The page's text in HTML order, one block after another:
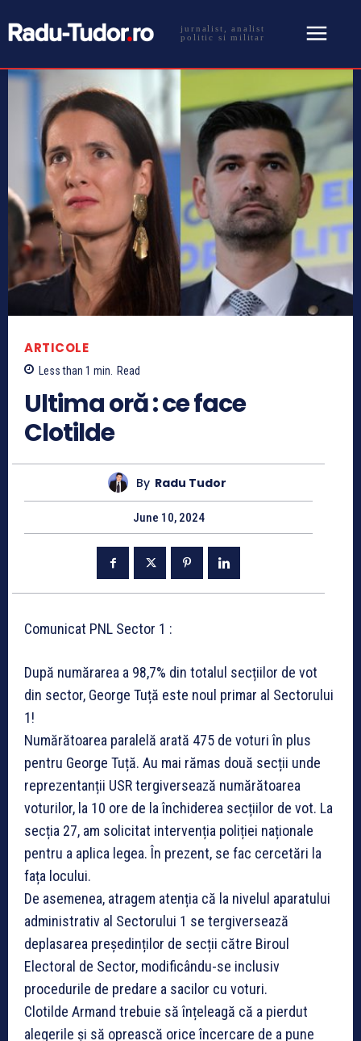
jurnalist, analist
politic si militar
ARTICOLE
Less than 1 min. Read
Ultima oră : ce face
Clotilde
By Radu Tudor
June 10, 2024
Comunicat PNL Sector 1 :
După numărarea a 98,7% din totalul secțiilor de vot
din sector, George Tuță este noul primar al Sectorului
1!
Numărătoarea paralelă arată 475 de voturi în plus
pentru George Tuță. Au mai rămas două secții unde
reprezentanții USR tergiversează numărătoarea
voturilor, la 10 ore de la închiderea secțiilor de vot. La
secția 27, am solicitat intervenția poliției naționale
pentru a aplica legea. În prezent, se fac cercetări la
fața locului.
De asemenea, atragem atenția că la nivelul aparatului
administrativ al Sectorului 1 se tergiversează
deplasarea președinților de secții către Biroul
Electoral de Sector, modificându-se inclusiv
procedurile de predare a sacilor cu voturi.
Clotilde Armand trebuie să înțeleagă că a pierdut
alegerile și să oprească orice încercare de a pune